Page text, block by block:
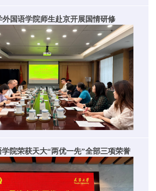
外国语学院师生赴京开展国情研修
院荣获天大“两优一先”全部三项荣誉